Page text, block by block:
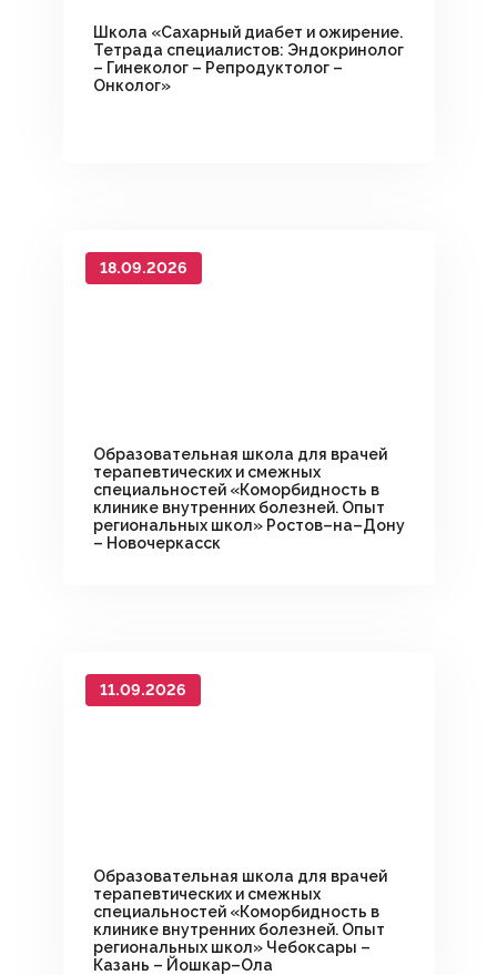
Школа «Сахарный диабет и ожирение.
Тетрада специалистов: Эндокринолог
– Гинеколог – Репродуктолог –
Онколог»
18.09.2026
Образовательная школа для врачей
терапевтических и смежных
специальностей «Коморбидность в
клинике внутренних болезней. Опыт
региональных школ» Ростов–на–Дону
– Новочеркасск
11.09.2026
Образовательная школа для врачей
терапевтических и смежных
специальностей «Коморбидность в
клинике внутренних болезней. Опыт
региональных школ» Чебоксары –
Казань – Йошкар–Ола